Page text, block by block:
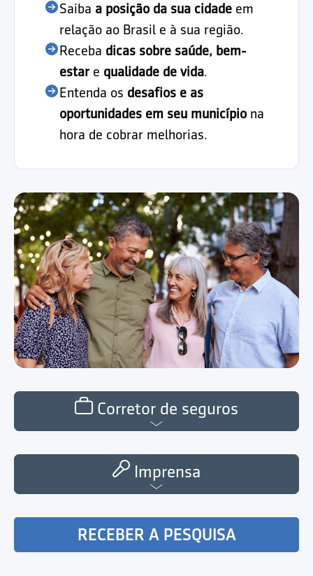
Corretor de seguros
Imprensa
Saiba a posição da sua cidade em
relação ao Brasil e à sua região.
Receba dicas sobre saúde, bem-
estare qualidade de vida.
Entenda os desafios e as
oportunidades em seu município na
hora de cobrar melhorias.
RECEBER A PESQUISA